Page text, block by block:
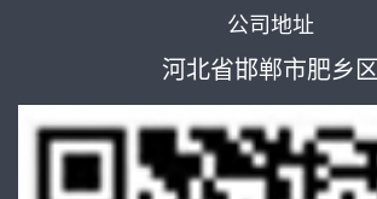
公司地址
河北省邯郸市肥乡区